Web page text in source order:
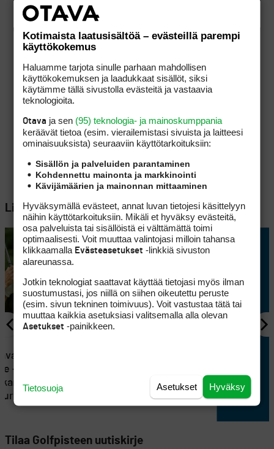
Lisää aiheesta
– Sakke
Tilaa Golfpisteen uutiskirje
Kotimaista laatusisältöä – evästeillä parempi
käyttökokemus
Haluamme tarjota sinulle parhaan mahdollisen
käyttökokemuksen ja laadukkaat sisällöt, siksi
käytämme tällä sivustolla evästeitä ja vastaavia
teknologioita.
Otava ja sen (95) teknologia- ja mainoskumppania
keräävät tietoa (esim. vierailemis­tasi sivuista ja laitteesi
ominaisuuk­sista) seuraaviin käyttötarkoituksiin:
Sisällön ja palveluiden parantaminen
Kohdennettu mainonta ja markkinointi
Kävijämäärien ja mainonnan mittaaminen
Hyväksymällä evästeet, annat luvan tietojesi käsittelyyn
näihin käyttötarkoituksiin. Mikäli et hyväksy evästeitä,
osa palveluista tai sisällöistä ei välttämättä toimi
optimaalisesti. Voit muuttaa valintojasi milloin tahansa
klikkaamalla Evästeasetukset -linkkiä sivuston
alareunassa.
Jotkin teknologiat saattavat käyttää tietojasi myös ilman
suostumustasi, jos niillä on siihen oikeutettu peruste
(esim. sivun tekninen toimivuus). Voit vastustaa tätä tai
muuttaa kaikkia asetuksiasi valitsemalla alla olevan
Asetukset -painikkeen.
Hyväksy
Asetukset
Tietosuoja